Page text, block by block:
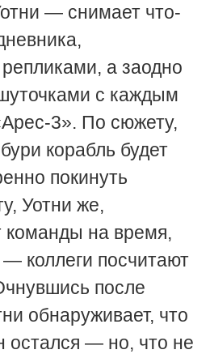
— снимает что-
а заодно
с каждым
3». По сюжету,
корабль будет
покинуть
Уотни же,
команды на время,
коллеги посчитают
после
обнаруживает, что
остался — но, что не